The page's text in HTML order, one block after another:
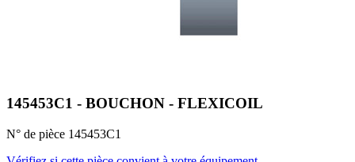
145453C1 - BOUCHON - FLEXICOIL
N° de pièce 145453C1